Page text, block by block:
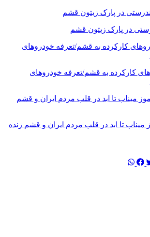
در پارک زیتون قشم
کارکرده به قشم/تعرفه خودروهای
میناب تا ابد در قلب مردم ایران و قشم زنده